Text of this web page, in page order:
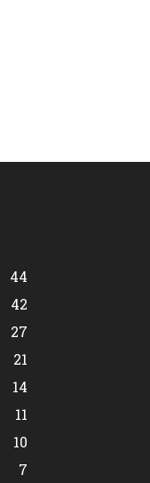
44
42
27
21
14
11
10
7